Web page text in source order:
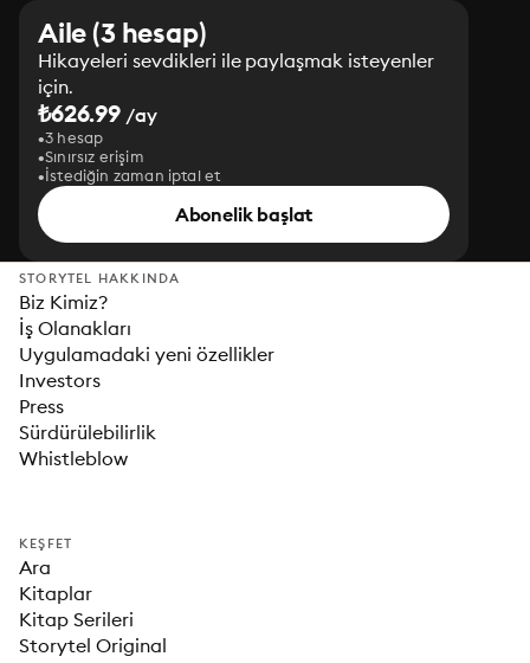
Aile (3 hesap)
Hikayeleri sevdikleri ile paylaşmak isteyenler
için.
₺626.99 /ay
3 hesap
Sınırsız erişim
İstediğin zaman iptal et
Abonelik başlat
STORYTEL HAKKINDA
Biz Kimiz?
İş Olanakları
Uygulamadaki yeni özellikler
Investors
Press
Sürdürülebilirlik
Whistleblow
KEŞFET
Ara
Kitaplar
Kitap Serileri
Storytel Original